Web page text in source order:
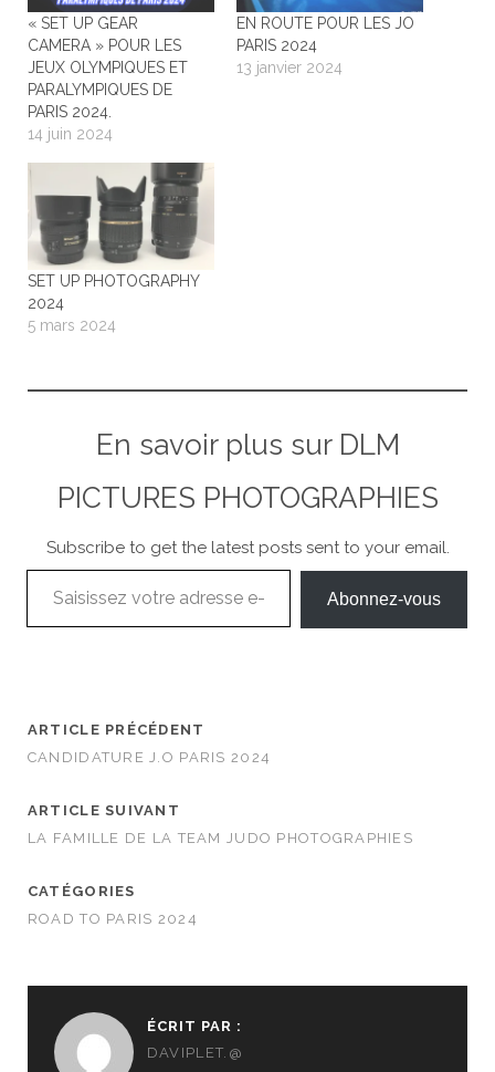
« SET UP GEAR
CAMERA » POUR LES
JEUX OLYMPIQUES ET
PARALYMPIQUES DE
PARIS 2024.
14 juin 2024
EN ROUTE POUR LES JO
PARIS 2024
13 janvier 2024
SET UP PHOTOGRAPHY
2024
5 mars 2024
En savoir plus sur DLM
PICTURES PHOTOGRAPHIES
Subscribe to get the latest posts sent to your email.
Saisissez votre adresse e-mail…
Abonnez-vous
ARTICLE PRÉCÉDENT
CANDIDATURE J.O PARIS 2024
ARTICLE SUIVANT
LA FAMILLE DE LA TEAM JUDO PHOTOGRAPHIES
CATÉGORIES
ROAD TO PARIS 2024
ÉCRIT PAR :
DAVIPLET.@